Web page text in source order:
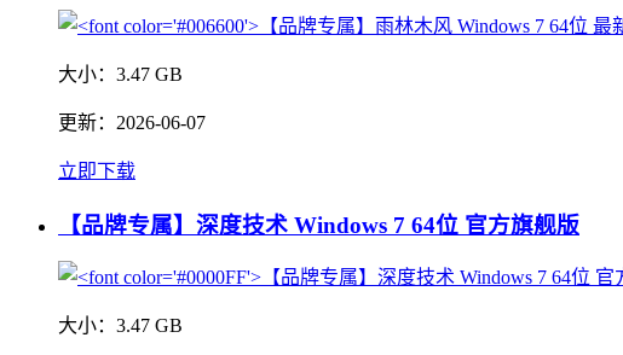
大小： 3.47 GB
更新： 2026-06-07
立即下载
【品牌专属】深度技术 Windows 7 64位 官方旗舰版
大小： 3.47 GB